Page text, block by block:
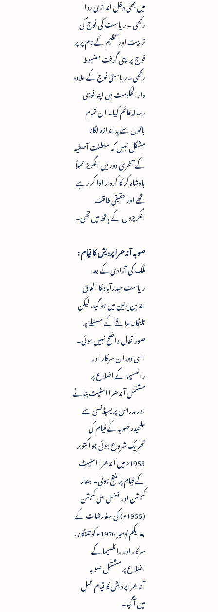
میں بھی دخل اندازی روا
رکھی ۔ ریاست کی فوج کی
تربیت اور تنظیم کے نام پر پر
فوج پر اپنی گرفت مضبوط
رکھی۔ ریاستی فوج کے علاوہ
دارالحکومت میں اپنا فوجی
رسالہ قائم کیا۔ ان تمام
باتوں سے یہ اندازہ لگانا
مشکل نہیں کہ سلطنت آصفیہ
کے آخری دور میں انگریز عملاً
بادشاہ گر کا کردار ادا کر رہے
تھے اور حقیقی طاقت
انگریزوں کے ہاتھ میں تھی۔
صوبہ آندھرا پردیش کا قیام :
ملک کی آزادی کے بعد
ریاست حیدرآباد کا الحاق
انڈین یونین میں ہو گیا، لیکن
تلنگانہ علاقے کے مسئلے پر
صورتحال واضح نہیں ہوئی۔
اسی دوران سرکار اور
رائلسیما کے اضلاع پر
مشتمل آندھرا اسٹیٹ بنانے
اور مدراس پریسیڈنسی سے
علحیدہ صوبہ کے قیام کی
تحریک شروع ہوئی جو اکتوبر
1953ء میں آندھرا اسٹیٹ
کے قیام پر منتج ہوئی۔ دھار
کمیشن اور فضل علی کمیشن
(1955ء) کی سفارشات کے
بعد یکم نومبر 1956ء کو تلنگانہ،
سرکار اور رائلسیما کے
اضلاع پر مشتمل صوبہ
آندھرا پردیش کا قیام عمل
میں آ گیا۔